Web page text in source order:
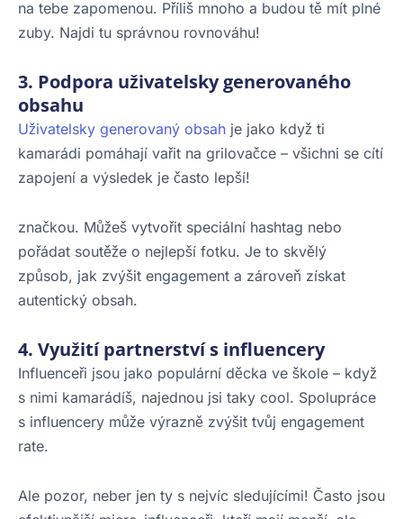
na tebe zapomenou. Příliš mnoho a budou tě mít plné
zuby. Najdi tu správnou rovnováhu!
3. Podpora uživatelsky generovaného
obsahu
Uživatelsky generovaný obsah je jako když ti
kamarádi pomáhají vařit na grilovačce – všichni se cítí
zapojení a výsledek je často lepší!
značkou. Můžeš vytvořit speciální hashtag nebo
pořádat soutěže o nejlepší fotku. Je to skvělý
způsob, jak zvýšit engagement a zároveň získat
autentický obsah.
4. Využití partnerství s influencery
Influenceři jsou jako populární děcka ve škole – když
s nimi kamarádíš, najednou jsi taky cool. Spolupráce
s influencery může výrazně zvýšit tvůj engagement
rate.
Ale pozor, neber jen ty s nejvíc sledujícími! Často jsou